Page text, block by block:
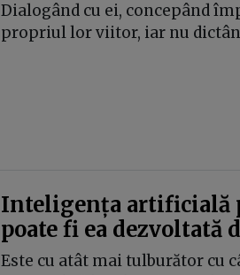
Dialogând cu ei, concepând
propriul lor viitor, iar nu
Inteligența artificială
poate fi ea dezvoltată
Este cu atât mai tulburător cu